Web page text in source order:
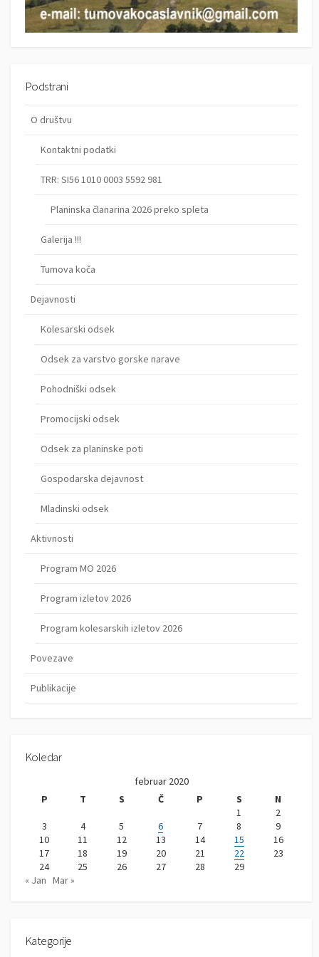
Podstrani
O društvu
Kontaktni podatki
TRR: SI56 1010 0003 5592 981
Planinska članarina 2026 preko spleta
Galerija !!!
Tumova koča
Dejavnosti
Kolesarski odsek
Odsek za varstvo gorske narave
Pohodniški odsek
Promocijski odsek
Odsek za planinske poti
Gospodarska dejavnost
Mladinski odsek
Aktivnosti
Program MO 2026
Program izletov 2026
Program kolesarskih izletov 2026
Povezave
Publikacije
Koledar
februar 2020
P
T S Č P S
N
1
2
3
4 5 6 7 8
9
10
11 12 13 14 15
16
17
18 19 20 21 22
23
24
25 26 27 28
29
« Jan Mar »
Kategorije